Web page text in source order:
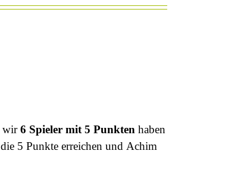
wir6 Spieler mit 5 Punktenhaben
5 Punkte erreichen und Achim